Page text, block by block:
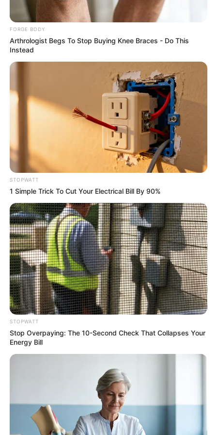
Men 45+ Are Trying This To Perform Better
MEDVI
Walgreens Hides This $1 Generic Viagra - Here's
The Aisle It's Really In.
FRIDAY PLANS
If You Owe $20,000 Across 4 Credit Cards, Stop
Sending 4 Separate Checks
JG WENTWORTH
FORGE BODY
Arthrologist Begs To Stop Buying Knee Braces - Do This
Instead
STOPWATT
1 Simple Trick To Cut Your Electrical Bill By 90%
STOPWATT
Stop Overpaying: The 10-Second Check That Collapses Your
Energy Bill